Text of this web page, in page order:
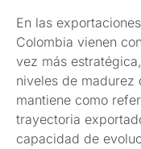
En las
Colombia vienen
vez más
niveles de madurez
mantiene como
trayectoria
capacidad de